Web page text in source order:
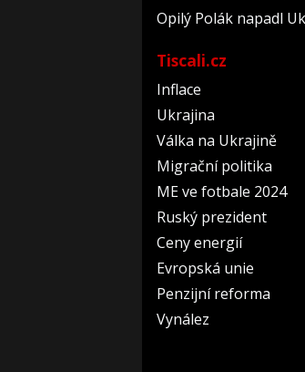
Opilý Polák napadl
Tiscali.cz
Inflace
Ukrajina
Válka na Ukrajině
Migrační politika
ME ve fotbale 2024
Ruský prezident
Ceny energií
Evropská unie
Penzijní reforma
Vynález